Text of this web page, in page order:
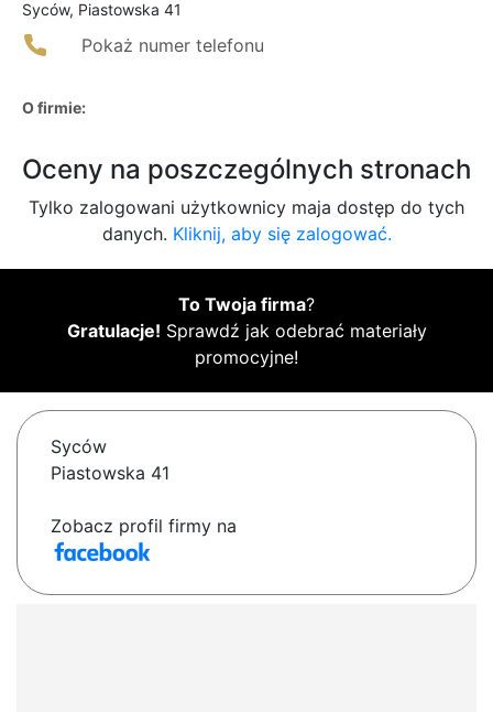
Syców, Piastowska 41
Pokaż numer telefonu
O firmie:
Oceny na poszczególnych stronach
Tylko zalogowani użytkownicy maja dostęp do tych
danych. Kliknij, aby się zalogować.
To Twoja firma?
Gratulacje! Sprawdź jak odebrać materiały
promocyjne!
Syców
Piastowska 41
Zobacz profil firmy na